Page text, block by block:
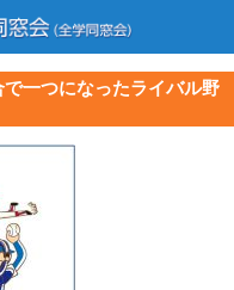
一つになったライバル野